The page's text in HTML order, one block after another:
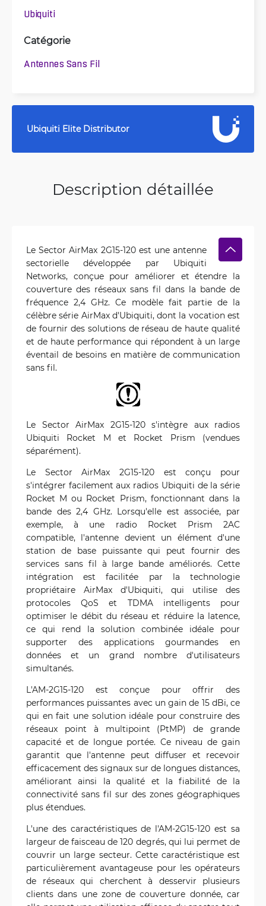
Ubiquiti
Catégorie
Antennes Sans Fil
Ubiquiti Elite Distributor
Description détaillée
Le Sector AirMax 2G15-120 est une antenne
sectorielle développée par Ubiquiti
Networks, conçue pour améliorer et étendre la
couverture des réseaux sans fil dans la bande de
fréquence 2,4 GHz. Ce modèle fait partie de la
célèbre série AirMax d'Ubiquiti, dont la vocation est
de fournir des solutions de réseau de haute qualité
et de haute performance qui répondent à un large
éventail de besoins en matière de communication
sans fil.
Le Sector AirMax 2G15-120 s'intègre aux radios
Ubiquiti Rocket M et Rocket Prism (vendues
séparément).
Le Sector AirMax 2G15-120 est conçu pour
s'intégrer facilement aux radios Ubiquiti de la série
Rocket M ou Rocket Prism, fonctionnant dans la
bande des 2,4 GHz. Lorsqu'elle est associée, par
exemple, à une radio Rocket Prism 2AC
compatible, l'antenne devient un élément d'une
station de base puissante qui peut fournir des
services sans fil à large bande améliorés. Cette
intégration est facilitée par la technologie
propriétaire AirMax d'Ubiquiti, qui utilise des
protocoles QoS et TDMA intelligents pour
optimiser le débit du réseau et réduire la latence,
ce qui rend la solution combinée idéale pour
supporter des applications gourmandes en
données et un grand nombre d'utilisateurs
simultanés.
L'AM-2G15-120 est conçue pour offrir des
performances puissantes avec un gain de 15 dBi, ce
qui en fait une solution idéale pour construire des
réseaux point à multipoint (PtMP) de grande
capacité et de longue portée. Ce niveau de gain
garantit que l'antenne peut diffuser et recevoir
efficacement des signaux sur de longues distances,
améliorant ainsi la qualité et la fiabilité de la
connectivité sans fil sur des zones géographiques
plus étendues.
L'une des caractéristiques de l'AM-2G15-120 est sa
largeur de faisceau de 120 degrés, qui lui permet de
couvrir un large secteur. Cette caractéristique est
particulièrement avantageuse pour les opérateurs
de réseaux qui cherchent à desservir plusieurs
clients dans une zone de couverture donnée, car